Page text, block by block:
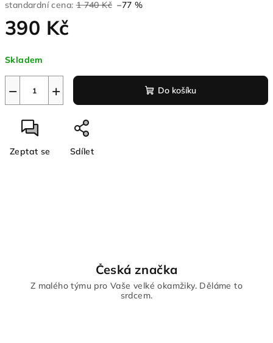
standardní cena: 1 740 Kč –77 %
390 Kč
cena:
Skladem
+
− Do košíku
Zeptat se Sdílet
Česká značka
Z malého týmu pro Vaše velké okamžiky. Děláme to
srdcem.